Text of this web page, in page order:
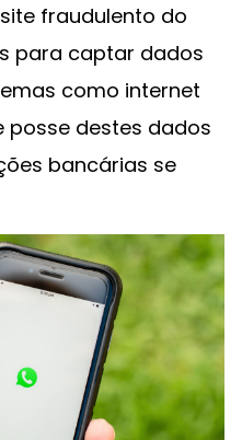
fraudulento do
para captar dados
como internet
posse destes dados
bancárias se